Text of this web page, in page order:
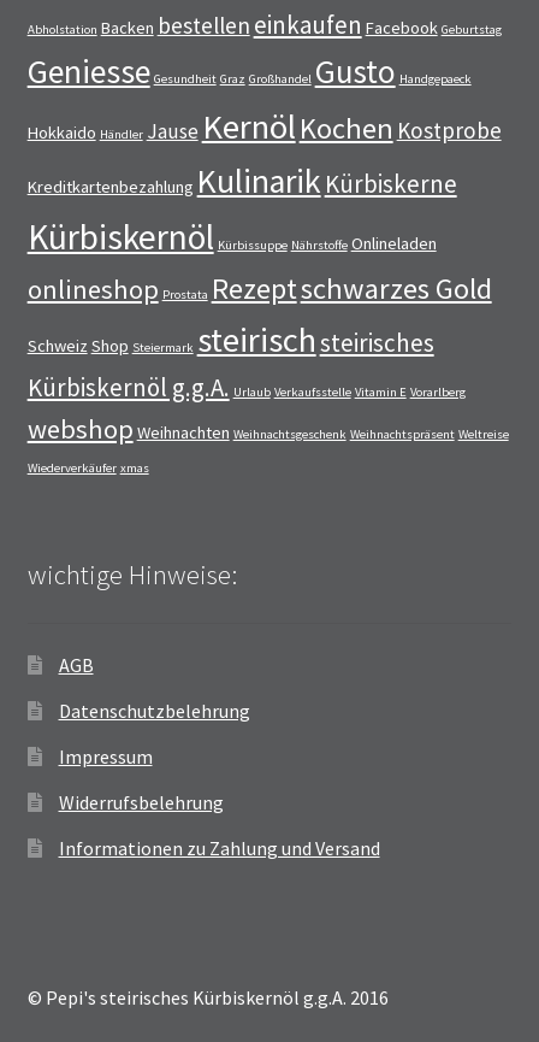
Abholstation Backen bestellen einkaufen Facebook Geburtstag
Geniesse Gesundheit Graz Großhandel Gusto Handgepaeck
Hokkaido Händler Jause KernölKochen Kostprobe
Kreditkartenbezahlung Kulinarik Kürbiskerne
Kürbiskernöl Kürbissuppe Nährstoffe Onlineladen
onlineshop Prostata Rezeptschwarzes Gold
Schweiz Shop Steiermark steirischsteirisches
Kürbiskernöl g.g.A. Urlaub Verkaufsstelle Vitamin E Vorarlberg
webshop Weihnachten Weihnachtsgeschenk Weihnachtspräsent Weltreise
Wiederverkäufer xmas
wichtige Hinweise:
AGB
Datenschutzbelehrung
Impressum
Widerrufsbelehrung
Informationen zu Zahlung und Versand
© Pepi's steirisches Kürbiskernöl g.g.A. 2016